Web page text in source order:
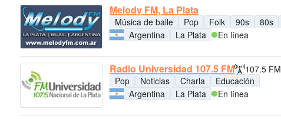
Melody FM, La Plata
Música de baile Pop Folk 90s 80s
Argentina
La Plata En línea
Radio Universidad 107.5 FM
107.5 FM
Pop
Noticias Charla
Educación
Argentina
La Plata En línea